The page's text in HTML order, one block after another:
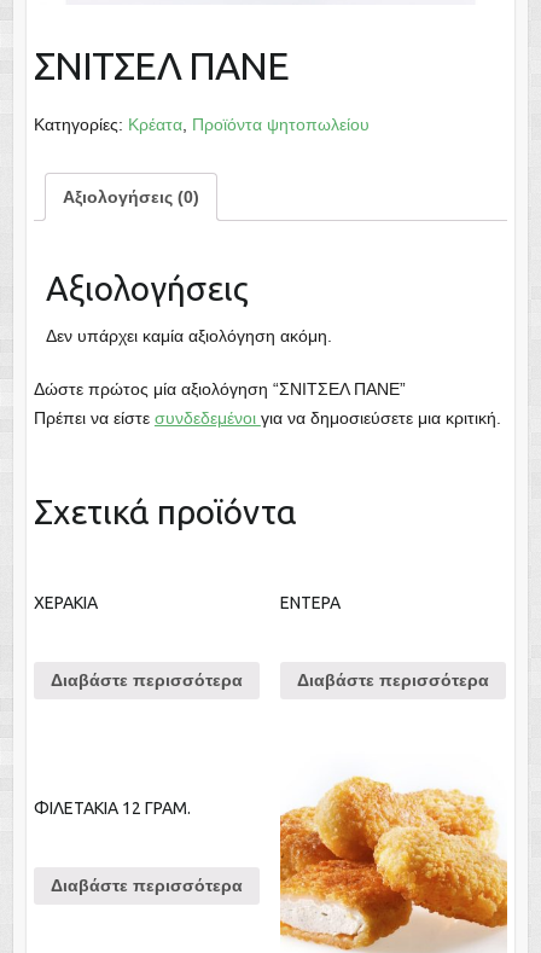
ΣΝΙΤΣΕΛ ΠΑΝΕ
Κατηγορίες: Κρέατα, Προϊόντα ψητοπωλείου
Αξιολογήσεις (0)
Αξιολογήσεις
Δεν υπάρχει καμία αξιολόγηση ακόμη.
Δώστε πρώτος μία αξιολόγηση “ΣΝΙΤΣΕΛ ΠΑΝΕ”
Πρέπει να είστε συνδεδεμένοι για να δημοσιεύσετε μια κριτική.
Σχετικά προϊόντα
ΧΕΡΑΚΙΑ
Διαβάστε περισσότερα
ΕΝΤΕΡΑ
Διαβάστε περισσότερα
ΦΙΛΕΤΑΚΙΑ 12 ΓΡΑΜ.
Διαβάστε περισσότερα